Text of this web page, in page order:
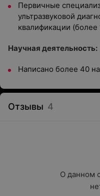
Первичные
ультразвуковой
квалификации
Научная деятельность:
Написано более 40
Отзывы 4
О данном